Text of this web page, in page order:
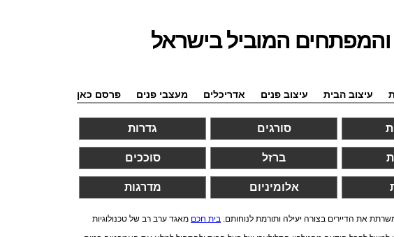
המוביל בישראל
עיצוב הבית עיצוב פנים אדריכלים מעצבי פנים פרסם כאן
סורגים גדרות
ברזל סוככים
אלומיניום מדרגות
את הדיירים בצורה יעילה ותורמת לנוחותם. בית חכם מאגד ערב רב של טכנולוגיות